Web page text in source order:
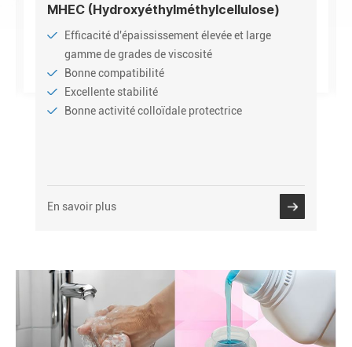
MHEC (Hydroxyéthylméthylcellulose)
Efficacité d'épaississement élevée et large
gamme de grades de viscosité
Bonne compatibilité
Excellente stabilité
Bonne activité colloïdale protectrice
En savoir plus